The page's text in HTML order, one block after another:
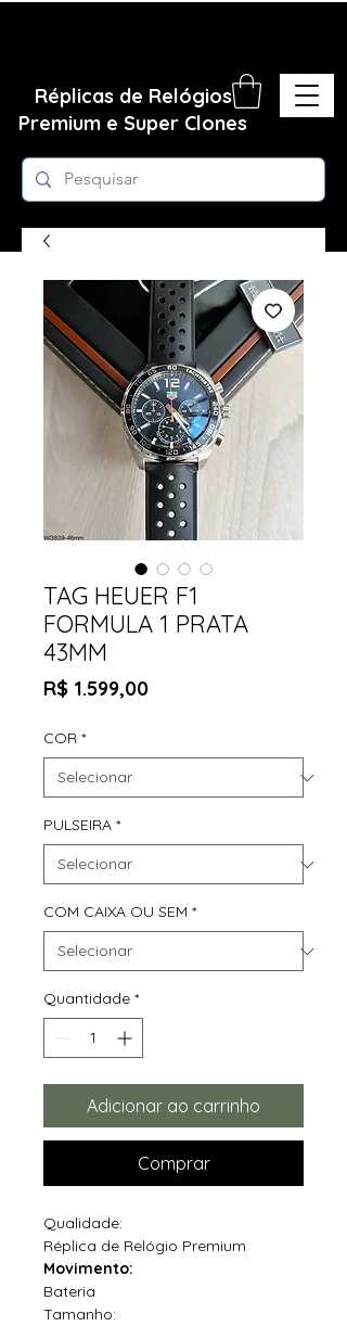
Réplicas de Relógios
Premium e Super Clones
TAG HEUER F1
FORMULA 1 PRATA
43MM
R$ 1.599,00Preço
COR *
PULSEIRA *
COM CAIXA OU SEM *
Quantidade *
Adicionar ao carrinho
Comprar
Qualidade:
Réplica de Relógio Premium
Movimento:
Bateria
Tamanho: